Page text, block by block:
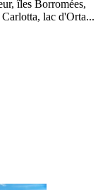
îles Borromées,
lac d'Orta...